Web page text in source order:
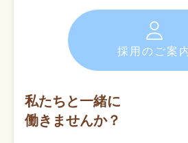
採用のご案
私たちと一緒に
働きませんか？